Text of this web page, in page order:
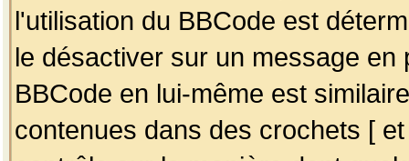
l'utilisation du BBCode est
le désactiver sur un message
BBCode en lui-même est
contenues dans des crochets [